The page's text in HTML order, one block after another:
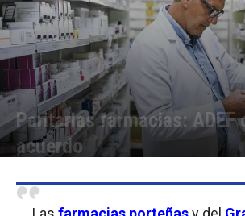
Paritarias farmacias: ADEF
acuerdo